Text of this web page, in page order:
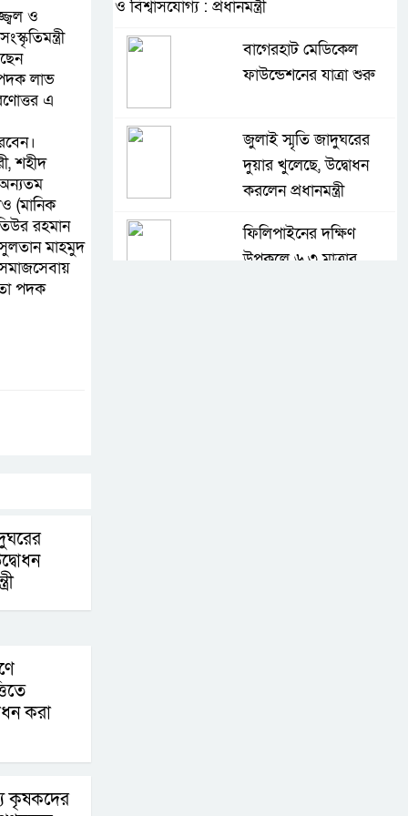
ও
লাভ
এ
শহীদ
(মানিক
রহমান
সুলতান মাহমুদ
পদক
করা
কৃষকদের
ও বিশ্বাসযোগ্য : প্রধানমন্ত্রী
বাগেরহাট মেডিকেল
ফাউন্ডেশনের যাত্রা শুরু
জুলাই স্মৃতি জাদুঘরের
দুয়ার খুলেছে, উদ্বোধন
করলেন প্রধানমন্ত্রী
ফিলিপাইনের দক্ষিণ
উপকূলে ৬.৩ মাত্রার